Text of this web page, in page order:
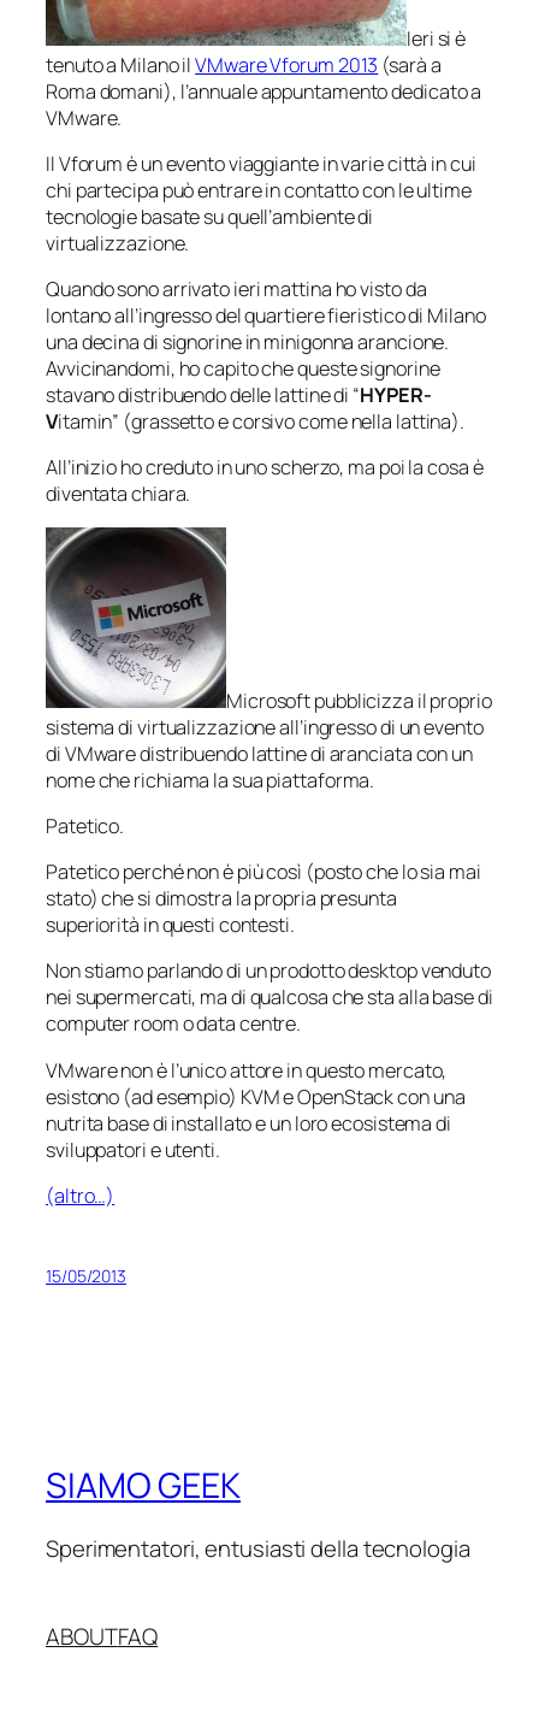
Ieri si è
tenuto a Milano ilVMware Vforum 2013 (sarà a
Roma domani), l’annuale appuntamento dedicato a
VMware.
Il Vforum è un evento viaggiante in varie città in cui
chi partecipa può entrare in contatto con le ultime
tecnologie basate su quell’ambiente di
virtualizzazione.
Quando sono arrivato ieri mattina ho visto da
lontano all’ingresso del quartiere fieristico di Milano
una decina di signorine in minigonna arancione.
Avvicinandomi, ho capito che queste signorine
stavano distribuendo delle lattine di “HYPER-
Vitamin” (grassetto e corsivo come nella lattina).
All’inizio ho creduto in uno scherzo, ma poi la cosa è
diventata chiara.
Microsoft pubblicizza il proprio
sistema di virtualizzazione all’ingresso di un evento
di VMware distribuendo lattine di aranciata con un
nome che richiama la sua piattaforma.
Patetico.
Patetico perché non è più così (posto che lo sia mai
stato) che si dimostra la propria presunta
superiorità in questi contesti.
Non stiamo parlando di un prodotto desktop venduto
nei supermercati, ma di qualcosa che sta alla base di
computer room o data centre.
VMware non è l’unico attore in questo mercato,
esistono (ad esempio) KVM e OpenStack con una
nutrita base di installato e un loro ecosistema di
sviluppatori e utenti.
(altro…)
15/05/2013
SIAMO GEEK
Sperimentatori, entusiasti della tecnologia
ABOUTFAQ